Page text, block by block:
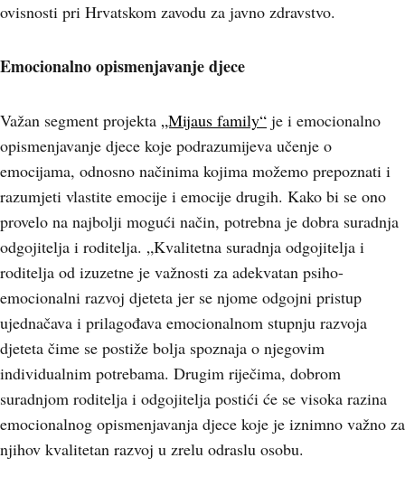
ovisnosti pri Hrvatskom zavodu za javno zdravstvo.
Emocionalno opismenjavanje djece
Važan segment projekta „Mijaus family“ je i emocionalno
opismenjavanje djece koje podrazumijeva učenje o
emocijama, odnosno načinima kojima možemo prepoznati i
razumjeti vlastite emocije i emocije drugih. Kako bi se ono
provelo na najbolji mogući način, potrebna je dobra suradnja
odgojitelja i roditelja. „Kvalitetna suradnja odgojitelja i
roditelja od izuzetne je važnosti za adekvatan psiho-
emocionalni razvoj djeteta jer se njome odgojni pristup
ujednačava i prilagođava emocionalnom stupnju razvoja
djeteta čime se postiže bolja spoznaja o njegovim
individualnim potrebama. Drugim riječima, dobrom
suradnjom roditelja i odgojitelja postići će se visoka razina
emocionalnog opismenjavanja djece koje je iznimno važno za
njihov kvalitetan razvoj u zrelu odraslu osobu.